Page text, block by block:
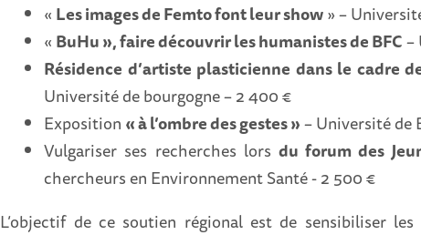
« Les images de Femto font leur show» –
« BuHu », faire découvrir les humanistes de BFC–
Résidence d’artiste plasticienne dans le cadre
Université de bourgogne – 2 400 €
Exposition « à l’ombre des gestes »– Université de
Vulgariser ses recherches lors du forum des
chercheurs en Environnement Santé - 2 500 €
L’objectif de ce soutien régional est de sensibiliser